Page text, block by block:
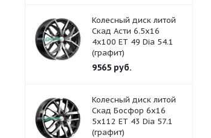
Колесный диск литой
Скад Асти 6.5x16
4x100 ET 49 Dia 54.1
(графит)
9565руб.
Колесный диск литой
Скад Босфор 6x16
5x112 ET 43 Dia 57.1
(графит)